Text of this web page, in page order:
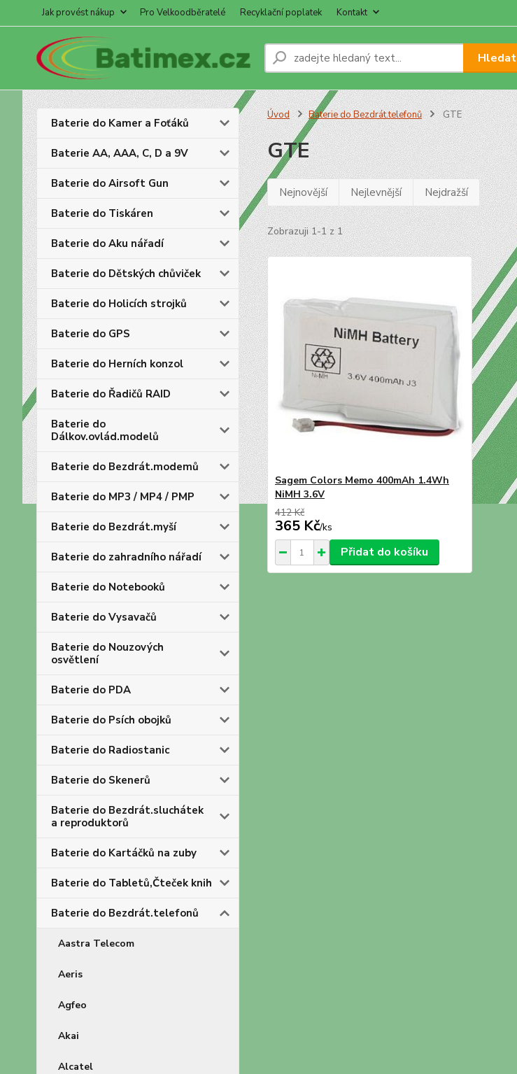
Jak provést nákup Pro Velkoodběratelé Recyklační poplatek Kontakt
Hledat
Baterie do Kamer a Foťáků
Baterie AA, AAA, C, D a 9V
Baterie do Airsoft Gun
Baterie do Tiskáren
Baterie do Aku nářadí
Baterie do Dětských chůviček
Baterie do Holicích strojků
Baterie do GPS
Baterie do Herních konzol
Baterie do Řadičů RAID
Baterie do
Dálkov.ovlád.modelů
Baterie do Bezdrát.modemů
Baterie do MP3 / MP4 / PMP
Baterie do Bezdrát.myší
Baterie do zahradního nářadí
Baterie do Notebooků
Baterie do Vysavačů
Baterie do Nouzových
osvětlení
Baterie do PDA
Baterie do Psích obojků
Baterie do Radiostanic
Baterie do Skenerů
Baterie do Bezdrát.sluchátek
a reproduktorů
Baterie do Kartáčků na zuby
Baterie do Tabletů,Čteček knih
Baterie do Bezdrát.telefonů
Aastra Telecom
Aeris
Agfeo
Akai
Alcatel
Úvod Baterie do Bezdrát.telefonů GTE
GTE
Nejnovější Nejlevnější Nejdražší
Zobrazuji 1-1 z 1
Sagem Colors Memo 400mAh 1.4Wh
NiMH 3.6V
412 Kč
365 Kč/ks
Přidat do košíku